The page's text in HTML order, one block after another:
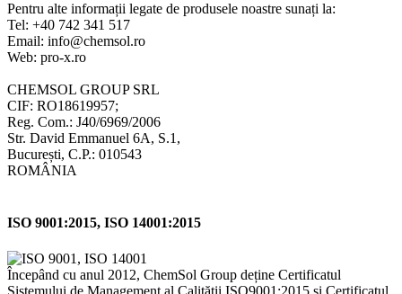
Pentru alte informații legate de produsele noastre sunați la:
Tel: +40 742 341 517
Email: info@chemsol.ro
Web: pro-x.ro
CHEMSOL GROUP SRL
CIF: RO18619957;
Reg. Com.: J40/6969/2006
Str. David Emmanuel 6A, S.1,
București, C.P.: 010543
ROMÂNIA
ISO 9001:2015, ISO 14001:2015
Începând cu anul 2012, ChemSol Group deține Certificatul